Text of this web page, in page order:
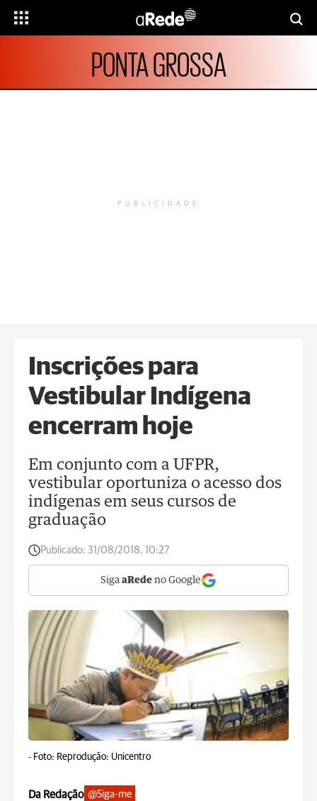
PONTA GROSSA
PUBLICIDADE
Inscrições para
Vestibular Indígena
encerram hoje
Em conjunto com a UFPR,
vestibular oportuniza o acesso dos
indígenas em seus cursos de
graduação
Publicado: 31/08/2018, 10:27
Siga aRede no Google
- Foto: Reprodução: Unicentro
Da Redação @Siga-me